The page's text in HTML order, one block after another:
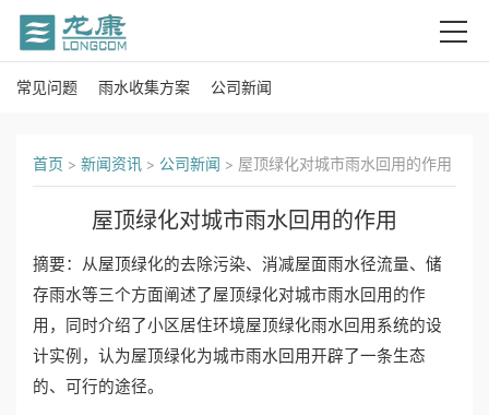
首
关
们
常见问题 雨水收集方案 公司新闻
首页 > 新闻资讯 > 公司新闻 > 屋顶绿化对城市雨水回用的作用
屋顶绿化对城市雨水回用的作用
摘要：从屋顶绿化的去除污染、消减屋面雨水径流量、储
存雨水等三个方面阐述了屋顶绿化对城市雨水回用的作
用，同时介绍了小区居住环境屋顶绿化雨水回用系统的设
计实例，认为屋顶绿化为城市雨水回用开辟了一条生态
的、可行的途径。